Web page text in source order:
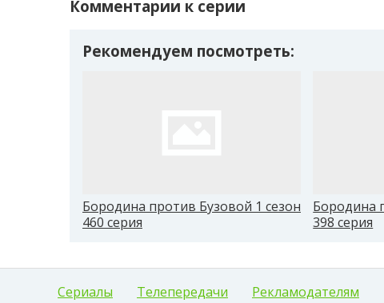
Комментарии к серии
Рекомендуем посмотреть:
Бородина против Бузовой 1 сезон
460 серия
Бородина
398 серия
Сериалы Телепередачи Рекламодателям